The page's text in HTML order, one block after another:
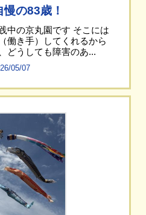
の83歳！
中の京丸園です そこには
働き手）してくれるから
どうしても障害のあ...
05/07